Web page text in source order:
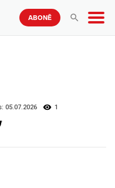
ABONĒ
05.07.2026 1